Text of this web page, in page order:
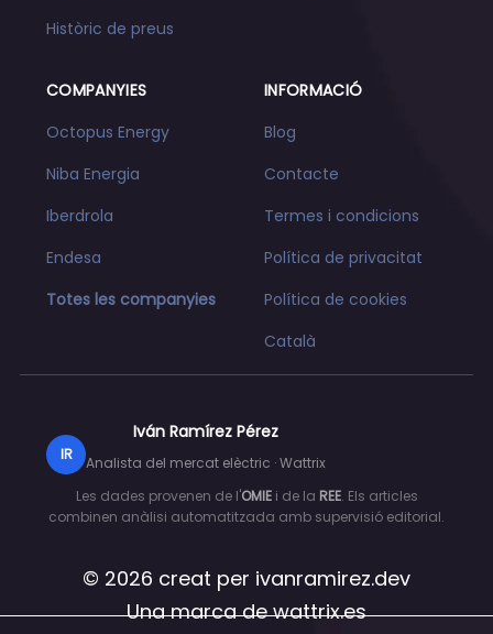
Històric de preus
COMPANYIES
Octopus Energy
Niba Energia
Iberdrola
Endesa
Totes les companyies
INFORMACIÓ
Blog
Contacte
Termes i condicions
Política de privacitat
Política de cookies
Català
IR
Iván Ramírez Pérez
Analista del mercat elèctric · Wattrix
Les dades provenen de l'OMIEi de la REE. Els articles
combinen anàlisi automatitzada amb supervisió editorial.
© 2026 creat per ivanramirez.dev
Una marca dewattrix.es